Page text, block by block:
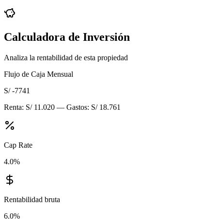
Calculadora de Inversión
Analiza la rentabilidad de esta propiedad
Flujo de Caja Mensual
S/ -7741
Renta: S/ 11.020 — Gastos: S/ 18.761
Cap Rate
4.0%
Rentabilidad bruta
6.0%